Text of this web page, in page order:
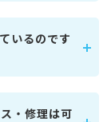
いるのです
・修理は可